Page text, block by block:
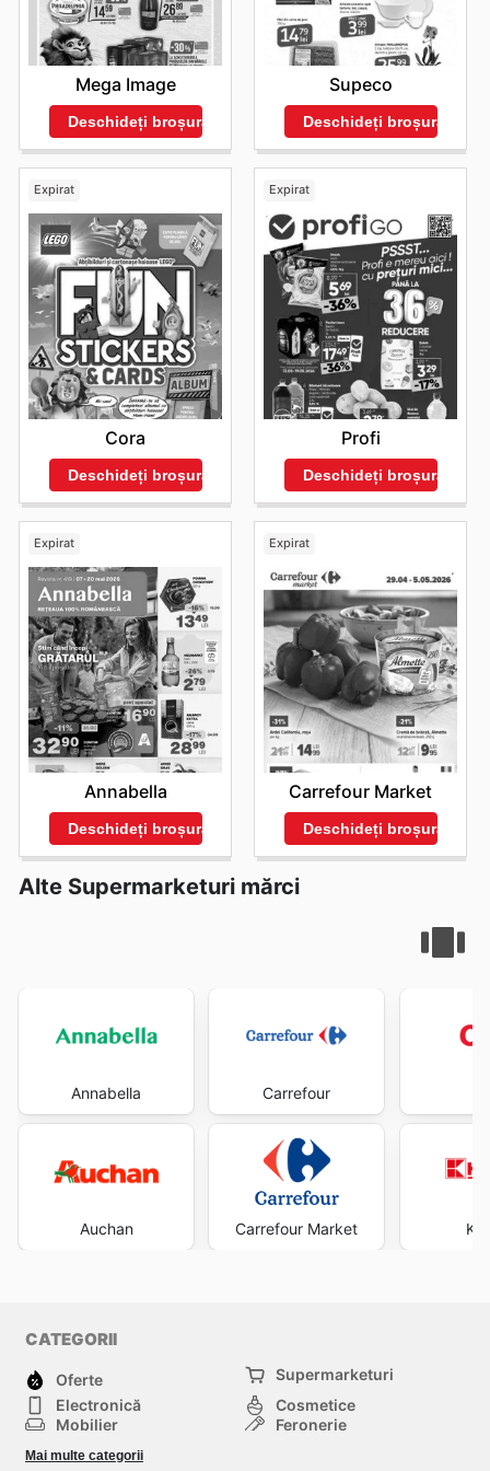
ofertele avantajoase. Prin urmare, explorarea constantă
a secțiunii dedicate ofertelor reprezintă cheia pentru a
beneficia de tot ceea ce Pepco România are de oferit.
Vizitați Pepco's website today to explore the best deals
and start saving now.
Mega Image
Deschideți broșura
Supeco
Deschideți broșura
Expirat
Cora
Deschideți broșura
Expirat
Profi
Deschideți broșura
Expirat
Annabella
Deschideți broșura
Expirat
Carrefour Market
Deschideți broșura
Alte Supermarketuri mărci
Annabella
Auchan
Carrefour
Carrefour Market
CATEGORII
Oferte
Supermarketuri
Electronică
Cosmetice
Mobilier
Feronerie
Copii
Mai multe categorii